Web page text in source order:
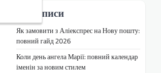
Недавні записи
Як замовити з Аліекспрес на Нову пошту:
повний гайд 2026
Коли день ангела Марії: повний календар
іменін за новим стилем